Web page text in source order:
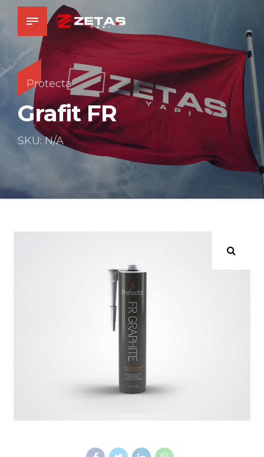
Protecta
Grafit FR
SKU: N/A